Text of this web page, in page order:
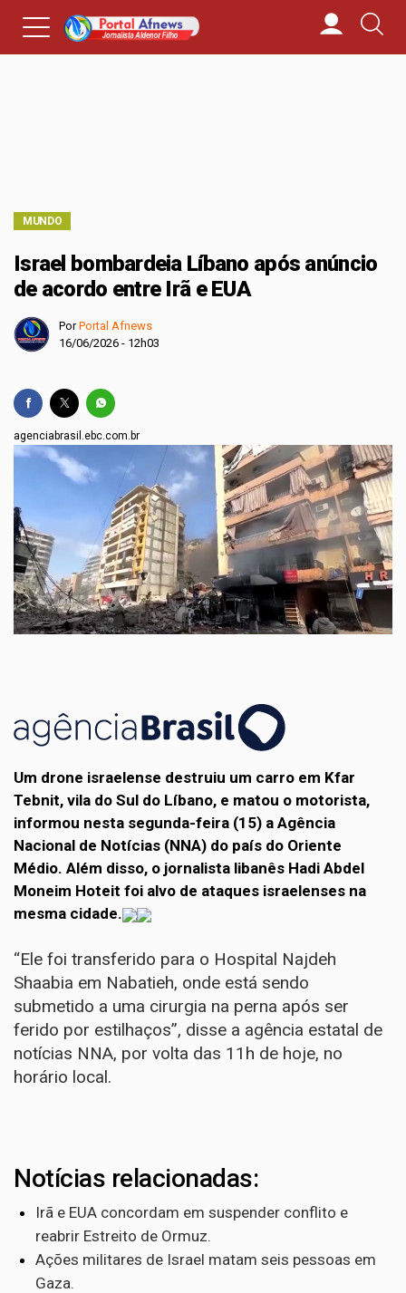
MUNDO
Israel bombardeia Líbano após anúncio
de acordo entre Irã e EUA
PorPortal Afnews
16/06/2026 - 12h03
agenciabrasil.ebc.com.br
Um drone israelense destruiu um carro em Kfar
Tebnit, vila do Sul do Líbano, e matou o motorista,
informou nesta segunda-feira (15) a Agência
Nacional de Notícias (NNA) do país do Oriente
Médio. Além disso, o jornalista libanês Hadi Abdel
Moneim Hoteit foi alvo de ataques israelenses na
mesma cidade.
“Ele foi transferido para o Hospital Najdeh
Shaabia em Nabatieh, onde está sendo
submetido a uma cirurgia na perna após ser
ferido por estilhaços”, disse a agência estatal de
notícias NNA, por volta das 11h de hoje, no
horário local.
Notícias relacionadas:
Irã e EUA concordam em suspender conflito e
reabrir Estreito de Ormuz.
Ações militares de Israel matam seis pessoas em
Gaza.